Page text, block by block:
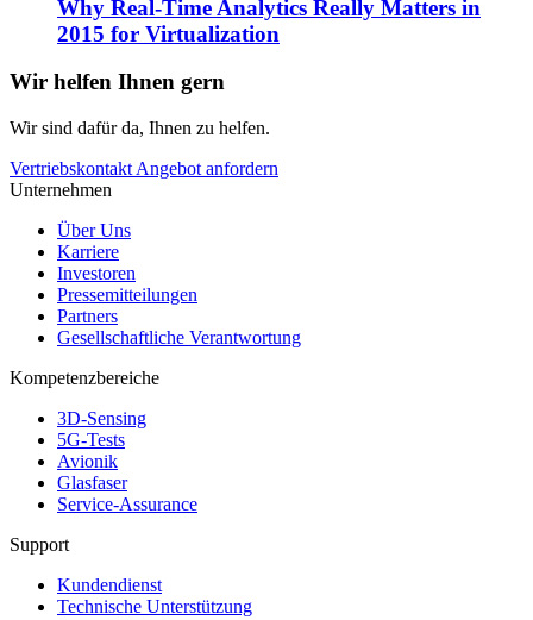
Why Real-Time Analytics Really Matters in
2015 for Virtualization
Wir helfen Ihnen gern
Wir sind dafür da, Ihnen zu helfen.
Vertriebskontakt Angebot anfordern
Unternehmen
Über Uns
Karriere
Investoren
Pressemitteilungen
Partners
Gesellschaftliche Verantwortung
Kompetenzbereiche
3D-Sensing
5G-Tests
Avionik
Glasfaser
Service-Assurance
Support
Kundendienst
Technische Unterstützung